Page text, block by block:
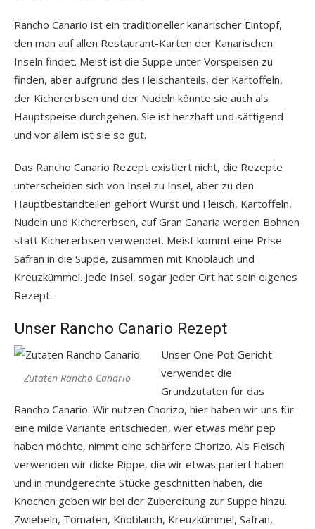
Rancho Canario ist ein traditioneller kanarischer Eintopf,
den man auf allen Restaurant-Karten der Kanarischen
Inseln findet. Meist ist die Suppe unter Vorspeisen zu
finden, aber aufgrund des Fleischanteils, der Kartoffeln,
der Kichererbsen und der Nudeln könnte sie auch als
Hauptspeise durchgehen. Sie ist herzhaft und sättigend
und vor allem ist sie so gut.
Das Rancho Canario Rezept existiert nicht, die Rezepte
unterscheiden sich von Insel zu Insel, aber zu den
Hauptbestandteilen gehört Wurst und Fleisch, Kartoffeln,
Nudeln und Kichererbsen, auf Gran Canaria werden Bohnen
statt Kichererbsen verwendet. Meist kommt eine Prise
Safran in die Suppe, zusammen mit Knoblauch und
Kreuzkümmel. Jede Insel, sogar jeder Ort hat sein eigenes
Rezept.
Unser Rancho Canario Rezept
Zutaten Rancho Canario
Unser One Pot Gericht
verwendet die
Grundzutaten für das
Rancho Canario. Wir nutzen Chorizo, hier haben wir uns für
eine milde Variante entschieden, wer etwas mehr pep
haben möchte, nimmt eine schärfere Chorizo. Als Fleisch
verwenden wir dicke Rippe, die wir etwas pariert haben
und in mundgerechte Stücke geschnitten haben, die
Knochen geben wir bei der Zubereitung zur Suppe hinzu.
Zwiebeln, Tomaten, Knoblauch, Kreuzkümmel, Safran,